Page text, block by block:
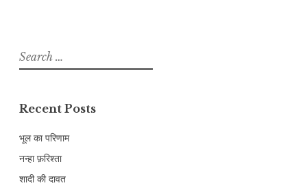
Search
for:
Recent Posts
भूल का परिणाम
नन्हा फ़रिश्ता
शादी की दावत